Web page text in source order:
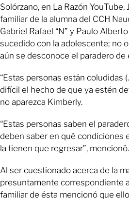
Solórzano, en La Razón YouTube,
familiar de la alumna del CCH
Gabriel Rafael “N” y Paulo
sucedido con la adolescente; no
aún se desconoce el paradero de
“Estas personas están coludidas
difícil el hecho de que ya estén
no aparezca Kimberly.
“Estas personas saben el
deben saber en qué condiciones
la tienen que regresar”, mencionó.
Al ser cuestionado acerca de la
presuntamente correspondiente
familiar de ésta mencionó que